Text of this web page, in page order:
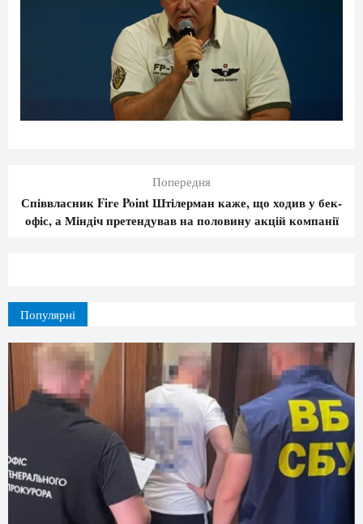
Попередня
Співвласник Fire Point Штілерман каже, що ходив у бек-
офіс, а Міндіч претендував на половину акцій компанії
Популярні